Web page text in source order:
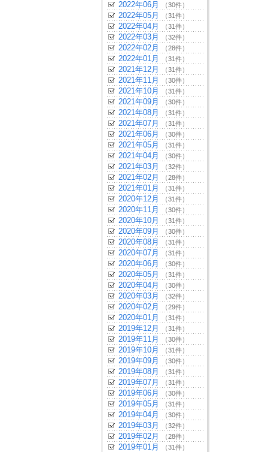
2022年06月 （30件）
2022年05月 （31件）
2022年04月 （31件）
2022年03月 （32件）
2022年02月 （28件）
2022年01月 （31件）
2021年12月 （31件）
2021年11月 （30件）
2021年10月 （31件）
2021年09月 （30件）
2021年08月 （31件）
2021年07月 （31件）
2021年06月 （30件）
2021年05月 （31件）
2021年04月 （30件）
2021年03月 （32件）
2021年02月 （28件）
2021年01月 （31件）
2020年12月 （31件）
2020年11月 （30件）
2020年10月 （31件）
2020年09月 （30件）
2020年08月 （31件）
2020年07月 （31件）
2020年06月 （30件）
2020年05月 （31件）
2020年04月 （30件）
2020年03月 （32件）
2020年02月 （29件）
2020年01月 （31件）
2019年12月 （31件）
2019年11月 （30件）
2019年10月 （31件）
2019年09月 （30件）
2019年08月 （31件）
2019年07月 （31件）
2019年06月 （30件）
2019年05月 （31件）
2019年04月 （30件）
2019年03月 （32件）
2019年02月 （28件）
2019年01月 （31件）